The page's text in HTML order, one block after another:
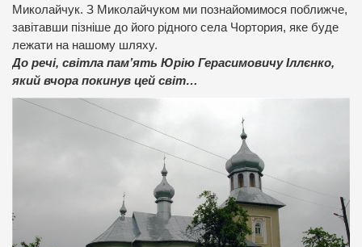
Миколайчук. З Миколайчуком ми познайомимося поближче,
завітавши пізніше до його рідного села Чортория, яке буде
лежати на нашому шляху.
До речі, світла пам’ять Юрію Герасимовичу Іллєнко,
який вчора покинув цей світ…